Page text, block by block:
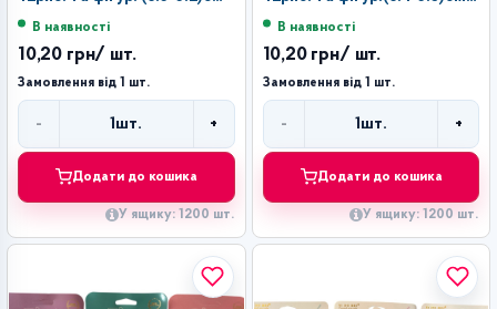
В наявності
10,20 грн/ шт.
Замовлення від 1 шт.
- 1шт. +
Додати до кошика
У ящику: 1200 шт.
В наявності
10,20 грн/ шт.
Замовлення від 1 шт.
- 1шт. +
Додати до кошика
У ящику: 1200 шт.